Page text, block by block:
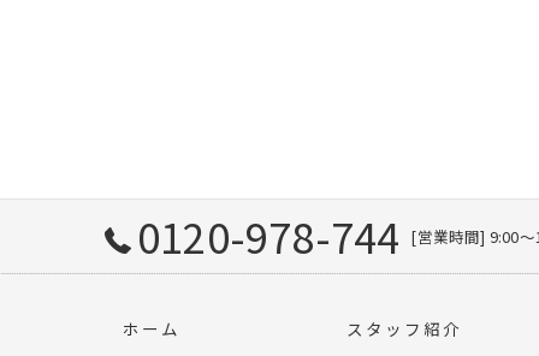
0120-978-744 [営業時間] 9:00
ホーム
スタッフ紹介